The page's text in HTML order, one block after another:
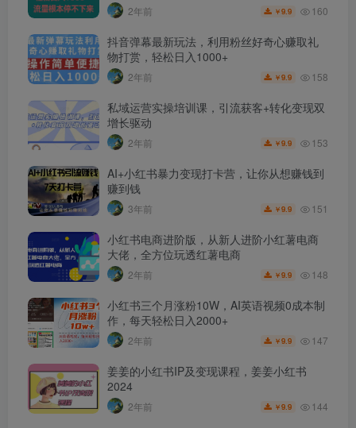
2年前 ￥9.9 160
抖音弹幕最新玩法，利用粉丝好奇心赚取礼
物打赏，轻松日入1000+
2年前 ￥9.9 158
私域运营实操培训课，引流获客+转化变现双
增长驱动
2年前 ￥9.9 153
AI+小红书暴力变现打卡营，让你从想赚钱到
赚到钱
3年前 ￥9.9 151
小红书电商进阶版，从新人进阶小红薯电商
大佬，全方位玩透红薯电商
2年前 ￥9.9 148
小红书三个月涨粉10W，AI英语视频0成本制
作，每天轻松日入2000+
2年前 ￥9.9 147
姜姜的小红书IP及变现课程，姜姜小红书
2024
2年前 ￥9.9 144